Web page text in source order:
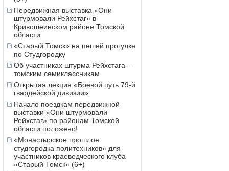
Передвижная выставка «Они
штурмовали Рейхстаг» в
Кривошеинском районе Томской
области
«Старый Томск» на пешей прогулке
по Студгородку
Об участниках штурма Рейхстага –
томским семиклассникам
Открытая лекция «Боевой путь 79-й
гвардейской дивизии»
Начало поездкам передвижной
выставки «Они штурмовали
Рейхстаг» по районам Томской
области положено!
«Монастырское прошлое
студгородка политехников» для
участников краеведческого клуба
«Старый Томск» (6+)